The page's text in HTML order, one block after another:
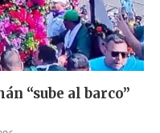
“sube al barco”